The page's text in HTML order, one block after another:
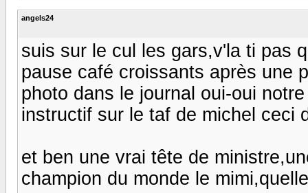
angels24
suis sur le cul les gars,v'la ti pas
pause café croissants après une
photo dans le journal oui-oui
instructif sur le taf de michel ceci
et ben une vrai tête de
champion du monde le